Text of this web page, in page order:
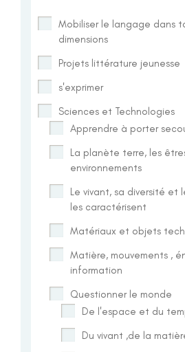
Mobiliser le langage dans
dimensions
Projets littérature jeunesse
s'exprimer
Sciences et Technologies
Apprendre à porter
La planète terre, les
environnements
Le vivant, sa diversité et
les caractérisent
Matériaux et objets
Matière, mouvements ,
information
Questionner le monde
De l'espace et du
Du vivant ,de la